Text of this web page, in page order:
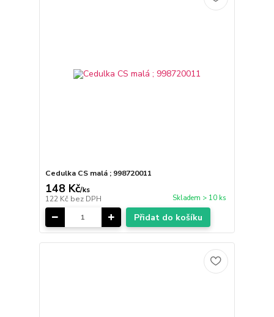
Cedulka CS malá ; 998720011
148 Kč/ks
122 Kč bez DPH Skladem > 10 ks
Přidat do košíku